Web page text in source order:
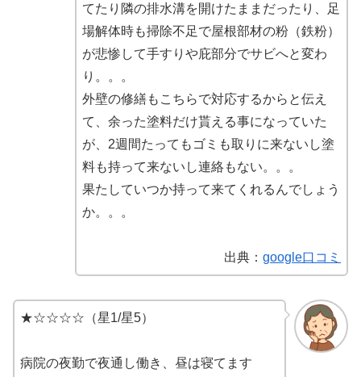
てたり隣の排水溝を開けたままだったり、足
場解体時も掃除不足で屋根部材の粉（鉄粉）
が悲惨して手すりや庇部分でサビへと変わ
り。。。
外壁の修繕もこちらで対応するからと伝え
て、余った塗料だけ貰える事になっていた
が、2週間たってもゴミも取りに来ないし塗
料も持って来ないし連絡もない。。。
果たしていつか持って来てくれるんでしょう
か。。。
出典： google口コミ
★☆☆☆☆（星1/星5）
病院の夜勤で夜通し働き、昼は寝てます